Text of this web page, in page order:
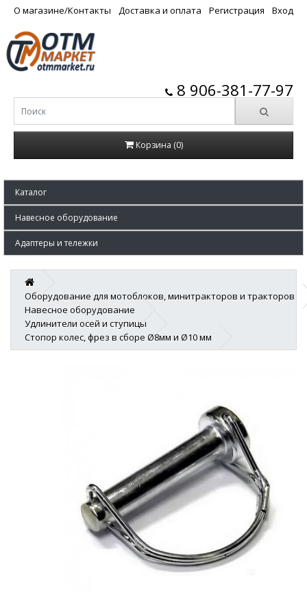
О магазине/Контакты Доставка и оплата Регистрация Вход
8 906-381-77-97
Корзина (0)
Каталог
Навесное оборудование
Адаптеры и тележки
Оборудование для мотоблоков, минитракторов и тракторов
Навесное оборудование
Удлинители осей и ступицы
Стопор колес, фрез в сборе Ø8мм и Ø10 мм